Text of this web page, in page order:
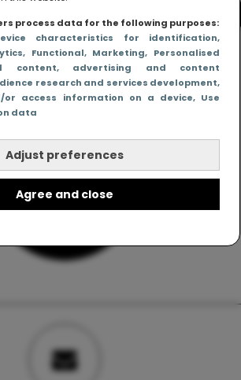
process data for the following purposes:
characteristics for identification,
, Functional, Marketing, Personalised
content, advertising and content
research and services development,
or access information on a device, Use
data
Adjust preferences
Agree and close